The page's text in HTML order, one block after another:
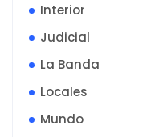
Interior
Judicial
La Banda
Locales
Mundo